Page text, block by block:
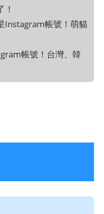
Instagram帳號！萌貓
帳號！台灣、韓